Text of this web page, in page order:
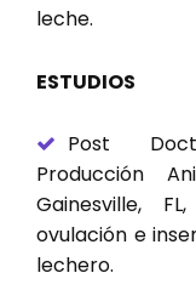
leche.
ESTUDIOS
Post
Producción
Gainesville,
ovulación e
lechero.